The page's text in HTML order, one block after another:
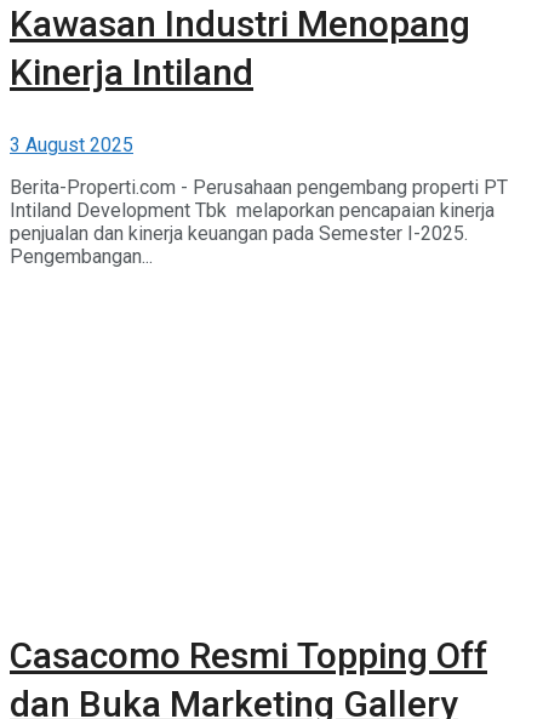
Kawasan Industri Menopang
Kinerja Intiland
3 August 2025
Berita-Properti.com - Perusahaan pengembang properti PT
Intiland Development Tbk melaporkan pencapaian kinerja
penjualan dan kinerja keuangan pada Semester I-2025.
Pengembangan...
Casacomo Resmi Topping Off
dan Buka Marketing Gallery